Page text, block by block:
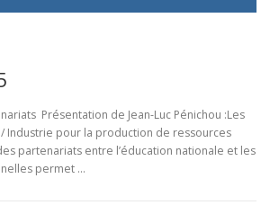
SIMULINK
Présentation de Jean-Luc Pénichou :Les
Industrie pour la production de ressources
partenariats entre l’éducation nationale et les
permet …